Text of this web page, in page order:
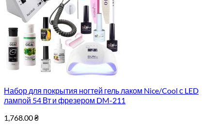
Набор для покрытия ногтей гель лаком Nice/Cool с LED
лампой 54 Вт и фрезером DM-211
1,768.00₴